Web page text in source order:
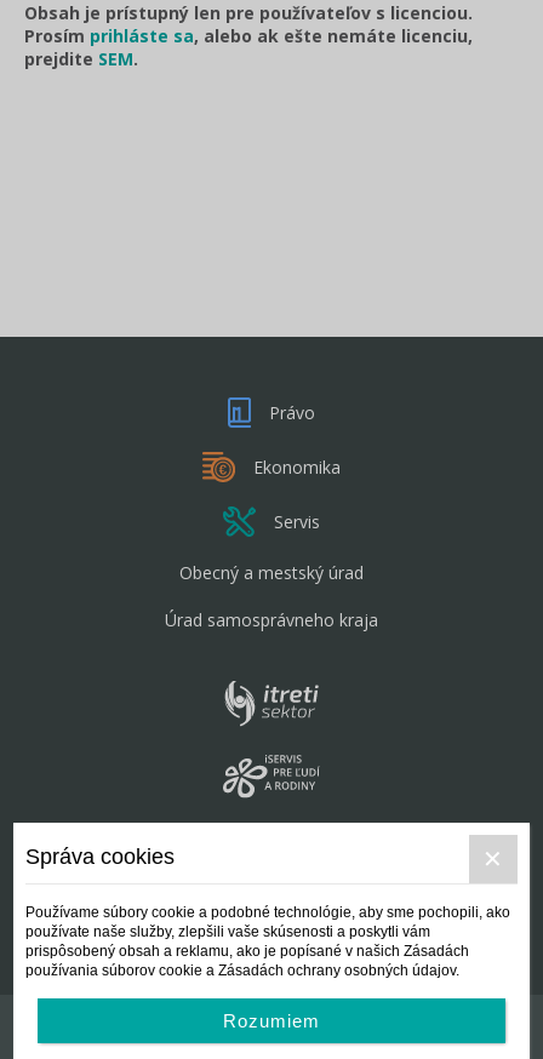
Obsah je prístupný len pre používateľov s licenciou.
Prosím prihláste sa, alebo ak ešte nemáte licenciu,
prejdite SEM.
Právo
Ekonomika
Servis
Obecný a mestský úrad
Úrad samosprávneho kraja
Kontakt
Správa cookies
Používame súbory cookie a podobné technológie, aby sme pochopili, ako
používate naše služby, zlepšili vaše skúsenosti a poskytli vám
prispôsobený obsah a reklamu, ako je popísané v našich Zásadách
používania súborov cookie a Zásadách ochrany osobných údajov.
Rozumiem